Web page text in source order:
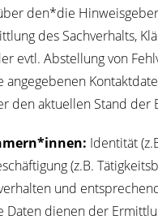
den*die
des Sach­ver­halts,
evtl. Abstel­lung von
ange­ge­be­nen
den aktu­el­len Stand der
Iden­ti­tät
(z.B.
und
Daten die­nen der